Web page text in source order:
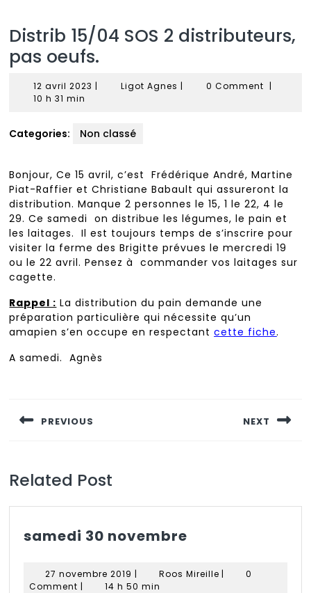
Distrib 15/04 SOS 2 distributeurs,
pas oeufs.
12 avril 2023 12| Ligot Agnes Ligot
| 0 Comment |
10 h 31 min
Categories: Non classé
Bonjour, Ce 15 avril, c’est Frédérique André, Martine
Piat-Raffier et Christiane Babault qui assureront la
distribution. Manque 2 personnes le 15, 1 le 22, 4 le
29. Ce samedi on distribue les légumes, le pain et
les laitages. Il est toujours temps de s’inscrire pour
visiter la ferme des Brigitte prévues le mercredi 19
ou le 22 avril. Pensez à commander vos laitages sur
cagette.
Rappel : La distribution du pain demande une
préparation particulière qui nécessite qu’un
amapien s’en occupe en respectantcette fiche.
A samedi. Agnès
l’article
PREVIOUS NEXT
Related Post
samedi 30 novembre
novembre
27 novembre 2019 27
novembre
| Roos MireilleRoos
|
0
Comment | 14 h 50 min